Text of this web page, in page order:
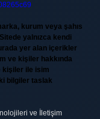
kurum veya şahıs
yalnızca kendi
yer alan içerikler
ve kişiler hakkında
kişiler ile isim
bilgiler taslak
ve İletişim